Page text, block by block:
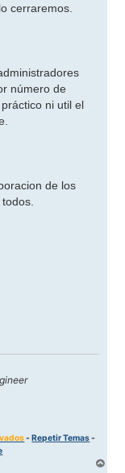
cerraremos.
número de
ni util el
de los
-Repetir Temas-